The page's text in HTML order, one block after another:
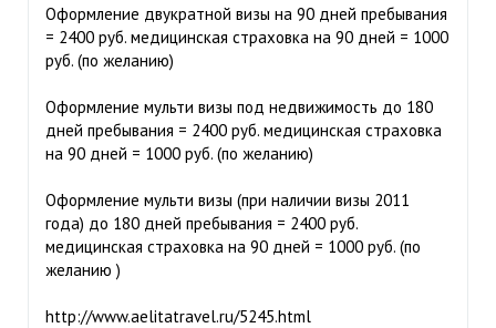
Оформление двукратной визы на 90 дней пребывания
= 2400 руб. медицинская страховка на 90 дней = 1000
руб. (по желанию)
Оформление мульти визы под недвижимость до 180
дней пребывания = 2400 руб. медицинская страховка
на 90 дней = 1000 руб. (по желанию)
Оформление мульти визы (при наличии визы 2011
года) до 180 дней пребывания = 2400 руб.
медицинская страховка на 90 дней = 1000 руб. (по
желанию )
http://www.aelitatravel.ru/5245.html